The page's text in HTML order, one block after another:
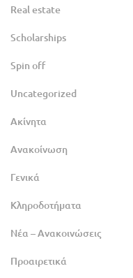
Real estate
Scholarships
Spin off
Uncategorized
Ακίνητα
Ανακοίνωση
Γενικά
Κληροδοτήματα
Νέα – Ανακοινώσεις
Προαιρετικά